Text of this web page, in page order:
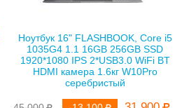
Ноутбук 16" FLASHBOOK, Core i5
1035G4 1.1 16GB 256GB SSD
1920*1080 IPS 2*USB3.0 WiFi BT
HDMI камера 1.6кг W10Pro
серебристый